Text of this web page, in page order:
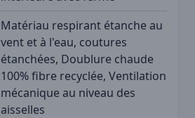
Matériau respirant étanche au
vent et à l'eau, coutures
étanchées, Doublure chaude
100% fibre recyclée, Ventilation
mécanique au niveau des
aisselles